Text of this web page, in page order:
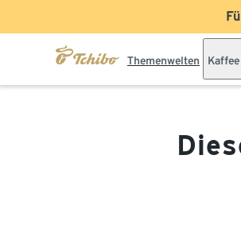
Themenwelten Kaffee